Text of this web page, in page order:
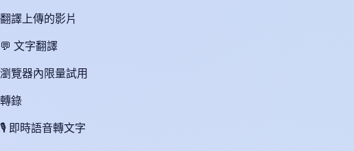
翻譯上傳的影片
💬 文字翻譯
瀏覽器內限量試用
轉錄
🎙️ 即時語音轉文字